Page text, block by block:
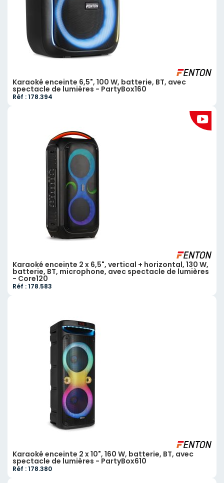
Karaoké enceinte 6,5", 100 W, batterie, BT, avec
spectacle de lumières - PartyBox160
Réf : 178.394
Karaoké enceinte 2 x 6,5", vertical + horizontal, 130 W,
batterie, BT, microphone, avec spectacle de lumières
- Core120
Réf : 178.583
Karaoké enceinte 2 x 10", 160 W, batterie, BT, avec
spectacle de lumières - PartyBox610
Réf : 178.380